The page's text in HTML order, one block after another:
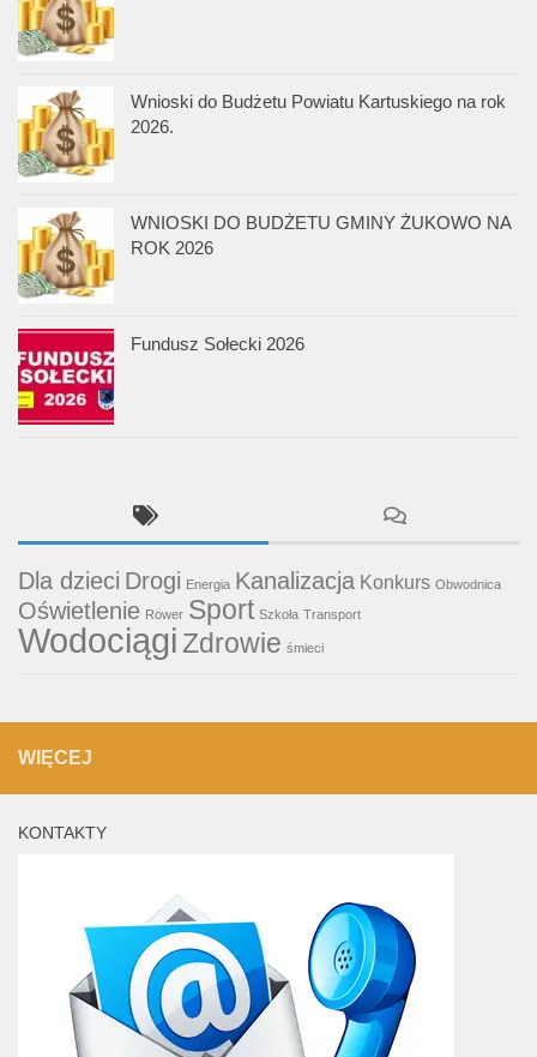
Wnioski do Budżetu Powiatu Kartuskiego na rok
2026.
WNIOSKI DO BUDŻETU GMINY ŻUKOWO NA
ROK 2026
Fundusz Sołecki 2026
Dla dzieci Drogi Energia Kanalizacja Konkurs Obwodnica
Oświetlenie Rower Sport Szkoła Transport
WodociągiZdrowie śmieci
WIĘCEJ
KONTAKTY